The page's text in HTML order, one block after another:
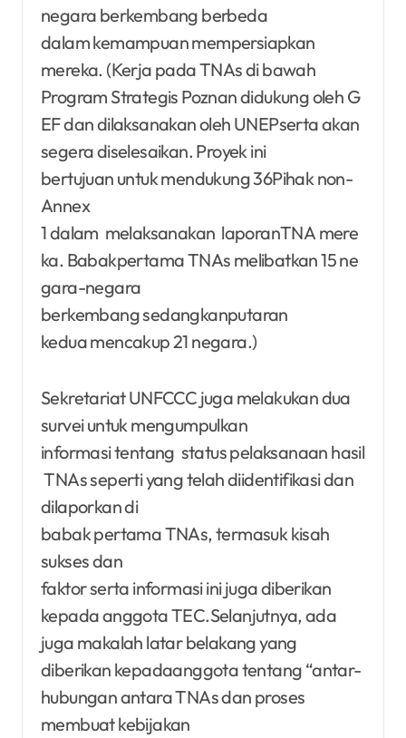
negara berkembang berbeda
dalam kemampuan mempersiapkan
mereka. (Kerja pada TNAs di bawah
Program Strategis Poznan didukung oleh G
EF dan dilaksanakan oleh UNEPserta akan
segera diselesaikan. Proyek ini
bertujuan untuk mendukung 36Pihak non-
Annex
1 dalam melaksanakan laporanTNA mere
ka. Babakpertama TNAs melibatkan 15 ne
gara-negara
berkembang sedangkanputaran
kedua mencakup 21 negara.)
Sekretariat UNFCCC juga melakukan dua
survei untuk mengumpulkan
informasi tentang status pelaksanaan hasil
TNAs seperti yang telah diidentifikasi dan
dilaporkan di
babak pertama TNAs, termasuk kisah
sukses dan
faktor serta informasi ini juga diberikan
kepada anggota TEC.Selanjutnya, ada
juga makalah latar belakang yang
diberikan kepadaanggota tentang “antar-
hubungan antara TNAs dan proses
membuat kebijakan